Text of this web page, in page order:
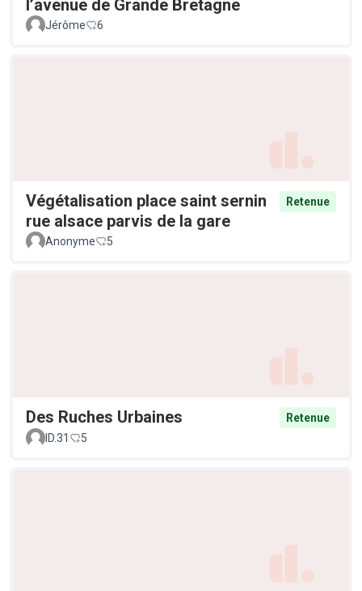
l’avenue de Grande Bretagne
Jérôme 6
Végétalisation place saint sernin
rue alsace parvis de la gare
Retenue
Anonyme 5
Des Ruches Urbaines
Retenue
ID.31
5